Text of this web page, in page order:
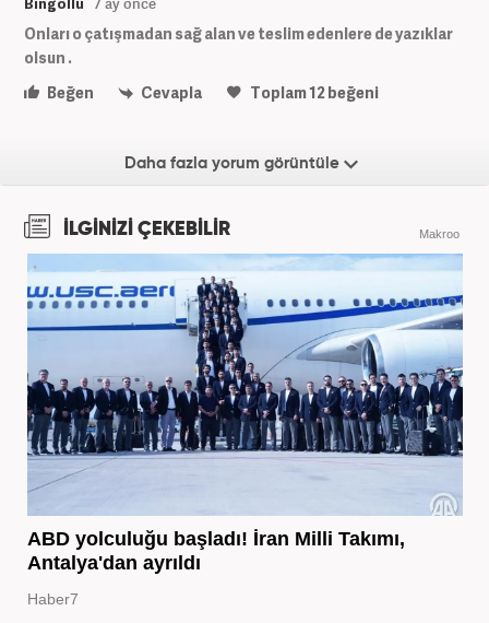
Onları o çatışmadan sağ alan ve teslim edenlere de yazıklar
olsun .
Beğen
Cevapla Toplam12beğeni
Daha fazla yorum görüntüle
İLGİNİZİ ÇEKEBİLİR Makroo
ABD yolculuğu başladı! İran Milli Takımı,
Antalya'dan ayrıldı
Haber7